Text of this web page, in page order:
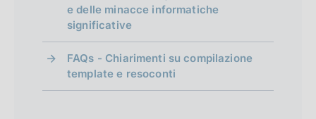
e delle minacce informatiche
significative
FAQs - Chiarimenti su compilazione
template e resoconti